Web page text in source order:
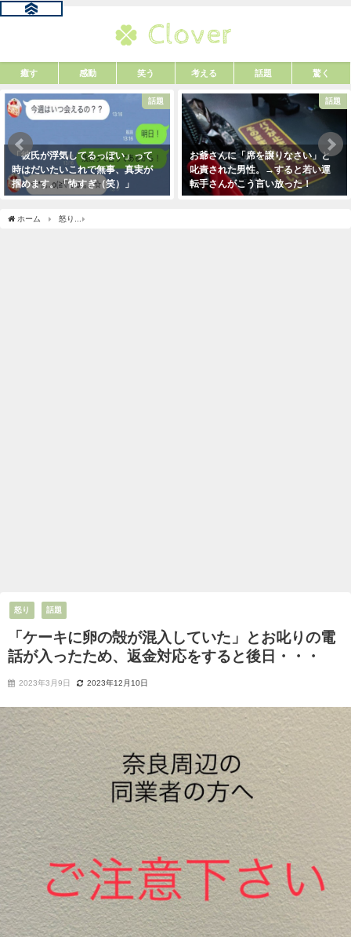
癒す 感動 笑う 考える 話題 驚く
話題
「彼氏が浮気してるっぽい」って
時はだいたいこれで無事、真実が
掴めます。「怖すぎ（笑）」
話題
お爺さんに「席を譲りなさい」と
叱責された男性。→すると若い運
転手さんがこう言い放った！
ホーム 怒り
怒り 話題
「ケーキに卵の殻が混入していた」とお叱りの電
話が入ったため、返金対応をすると後日・・・
2023年3月9日 2023年12月10日